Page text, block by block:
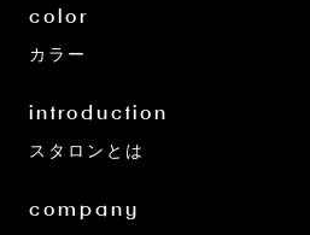
color
カラー
introduction
スタロンとは
company